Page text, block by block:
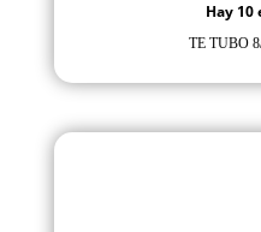
Hay 10
TE TUBO